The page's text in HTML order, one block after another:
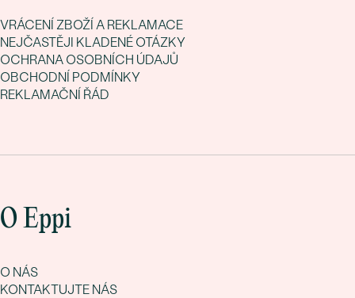
VRÁCENÍ ZBOŽÍ A REKLAMACE
NEJČASTĚJI KLADENÉ OTÁZKY
OCHRANA OSOBNÍCH ÚDAJŮ
OBCHODNÍ PODMÍNKY
REKLAMAČNÍ ŘÁD
O Eppi
O NÁS
KONTAKTUJTE NÁS